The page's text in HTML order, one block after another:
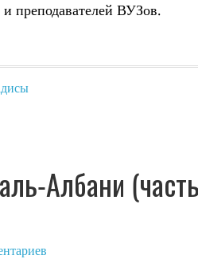
преподавателей ВУЗов.
Албани